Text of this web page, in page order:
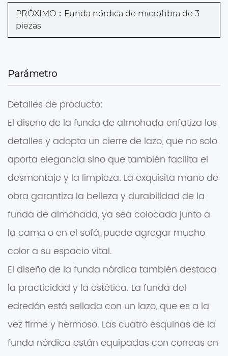
PRÓXIMO：Funda nórdica de microfibra de 3
piezas
Parámetro
Detalles de producto:
El diseño de la funda de almohada enfatiza los
detalles y adopta un cierre de lazo, que no solo
aporta elegancia sino que también facilita el
desmontaje y la limpieza. La exquisita mano de
obra garantiza la belleza y durabilidad de la
funda de almohada, ya sea colocada junto a
la cama o en el sofá, puede agregar mucho
color a su espacio vital.
El diseño de la funda nórdica también destaca
la practicidad y la estética. La funda del
edredón está sellada con un lazo, que es a la
vez firme y hermoso. Las cuatro esquinas de la
funda nórdica están equipadas con correas en